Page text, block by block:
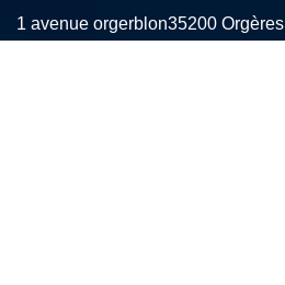
1 avenue orgerblon35200 Orgères